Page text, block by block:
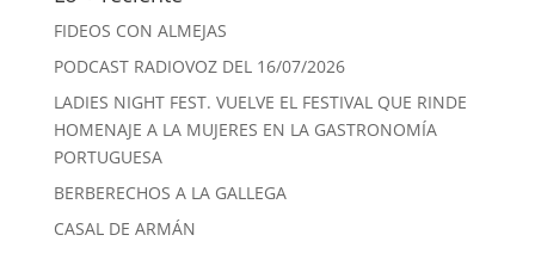
FIDEOS CON ALMEJAS
PODCAST RADIOVOZ DEL 16/07/2026
LADIES NIGHT FEST. VUELVE EL FESTIVAL QUE RINDE
HOMENAJE A LA MUJERES EN LA GASTRONOMÍA
PORTUGUESA
BERBERECHOS A LA GALLEGA
CASAL DE ARMÁN